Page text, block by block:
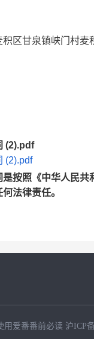
区甘泉镇峡门村麦
(2).pdf
(2).pdf
按照《中华人民
法律责任。
用爱番番前必读 沪ICP